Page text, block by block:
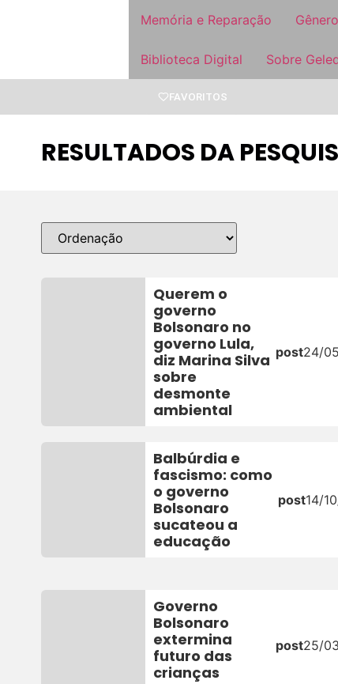
Memória e Reparação
Biblioteca Digital Sobre
FAVORITOS
RESULTADOS DA
Querem o
governo
Bolsonaro no
governo Lula,
diz Marina Silva
sobre
desmonte
ambiental
post24/
Balbúrdia e
fascismo: como
o governo
Bolsonaro
sucateou a
educação
post14/
Governo
Bolsonaro
extermina
futuro das
crianças
post25/